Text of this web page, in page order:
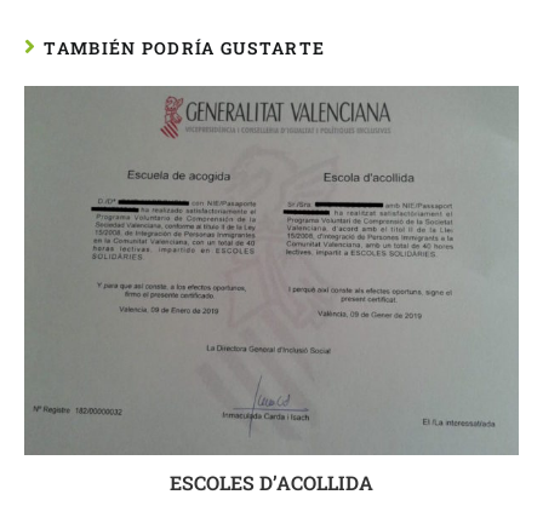
TAMBIÉN PODRÍA GUSTARTE
ESCOLES D’ACOLLIDA